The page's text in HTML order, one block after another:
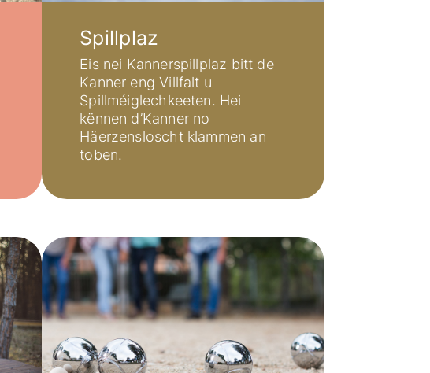
Spillplaz
Eis nei Kannerspillplaz bitt de
Kanner eng Villfalt u
Spillméiglechkeeten. Hei
kënnen d’Kanner no
Häerzensloscht klammen an
toben.